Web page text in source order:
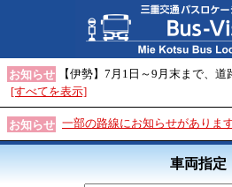
お知らせ
【伊勢】7月1日～9月末まで、
[すべてを表示]
お知らせ 一部の路線にお知らせがありま
車両指定